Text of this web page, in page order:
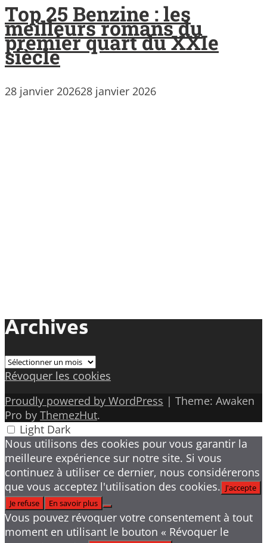
Top 25 Benzine : les
meilleurs romans du
premier quart du XXIe
siècle
28 janvier 202628 janvier 2026
Archives
Archives
Révoquer les cookies
Proudly powered by WordPress | Theme: Awaken
Pro by ThemezHut.
Light Dark
Nous utilisons des cookies pour vous garantir la
meilleure expérience sur notre site. Si vous
continuez à utiliser ce dernier, nous considérerons
que vous acceptez l'utilisation des cookies. J'accepte
Je refuse
En savoir plus
Vous pouvez révoquer votre consentement à tout
moment en utilisant le bouton « Révoquer le